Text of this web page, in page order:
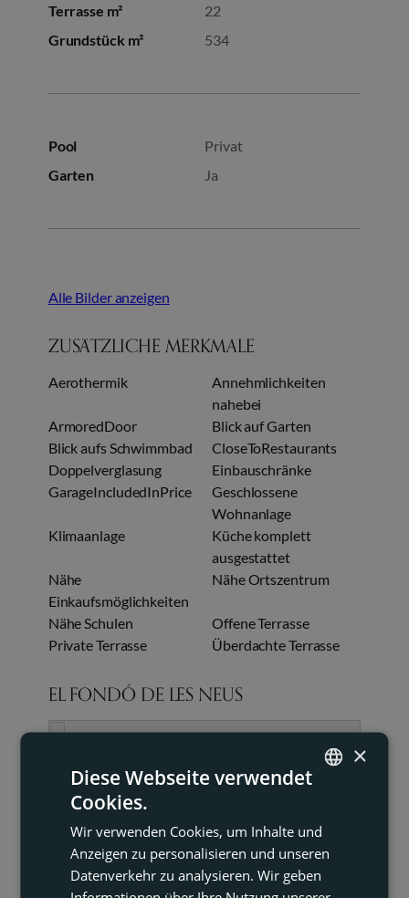
Terrasse m²
22
Grundstück m²
534
Pool
Privat
Garten
Ja
Alle Bilder anzeigen
ZUSÄTZLICHE MERKMALE
Aerothermik
Annehmlichkeiten
nahebei
ArmoredDoor
Blick auf Garten
Blick aufs Schwimmbad
CloseToRestaurants
Doppelverglasung
Einbauschränke
GarageIncludedInPrice
Geschlossene
Wohnanlage
Klimaanlage
Küche komplett
ausgestattet
Nähe
Einkaufsmöglichkeiten
Nähe Ortszentrum
Nähe Schulen
Offene Terrasse
Private Terrasse
Überdachte Terrasse
EL FONDÓ DE LES NEUS
FRENCH
×
Diese Webseite verwendet
Cookies.
Wir verwenden Cookies, um Inhalte und
Anzeigen zu personalisieren und unseren
Datenverkehr zu analysieren. Wir geben